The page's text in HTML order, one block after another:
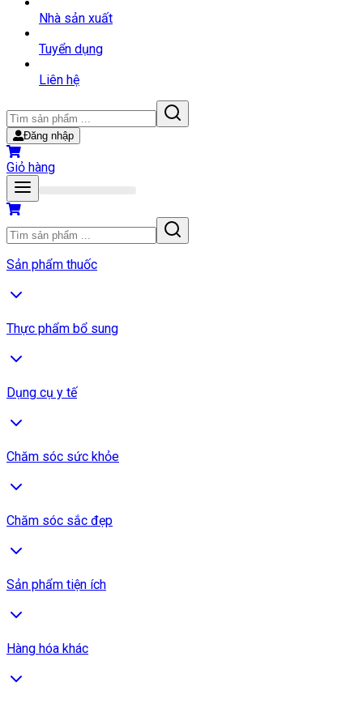
Nhà sản xuất
Tuyển dụng
Liên hệ
Đăng nhập
Giỏ hàng
Sản phẩm thuốc
Thực phẩm bổ sung
Dụng cụ y tế
Chăm sóc sức khỏe
Chăm sóc sắc đẹp
Sản phẩm tiện ích
Hàng hóa khác